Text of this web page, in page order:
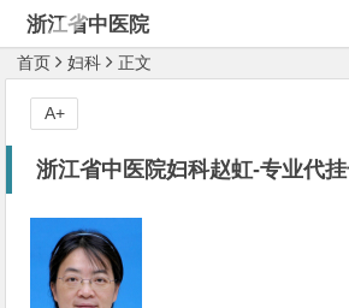
浙江省中医院
首页 妇科 正文
浙江省中医院妇科赵虹-专业代
A+